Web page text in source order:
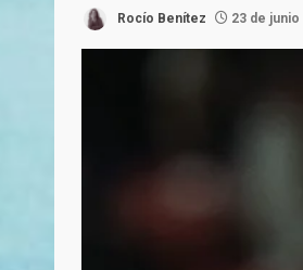
Rocío Benítez 23 de junio